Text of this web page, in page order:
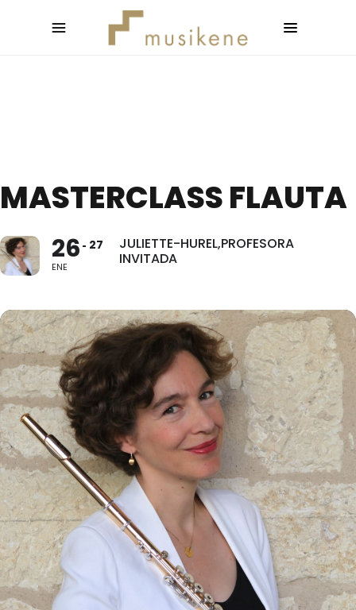
MASTERCLASS FLAUTA
26
ENE
27
JULIETTE-HUREL,PROFESORA
INVITADA